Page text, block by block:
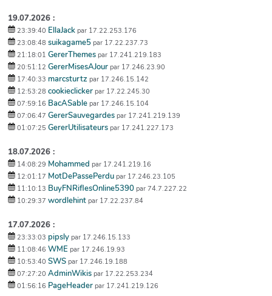
19.07.2026 :
23:39:40 EllaJack par 17.22.253.176
23:08:48 suikagame5 par 17.22.237.73
21:18:01 GererThemes par 17.241.219.183
20:51:12 GererMisesAJour par 17.246.23.90
17:40:33 marcsturtz par 17.246.15.142
12:53:28 cookieclicker par 17.22.245.30
07:59:16 BacASable par 17.246.15.104
07:06:47 GererSauvegardes par 17.241.219.139
01:07:25 GererUtilisateurs par 17.241.227.173
18.07.2026 :
14:08:29 Mohammed par 17.241.219.16
12:01:17 MotDePassePerdu par 17.246.23.105
11:10:13 BuyFNRiflesOnline5390 par 74.7.227.22
10:29:37 wordlehint par 17.22.237.84
17.07.2026 :
23:33:03 pipsly par 17.246.15.133
11:08:46 WME par 17.246.19.93
10:53:40 SWS par 17.246.19.188
07:27:20 AdminWikis par 17.22.253.234
01:56:16 PageHeader par 17.241.219.126